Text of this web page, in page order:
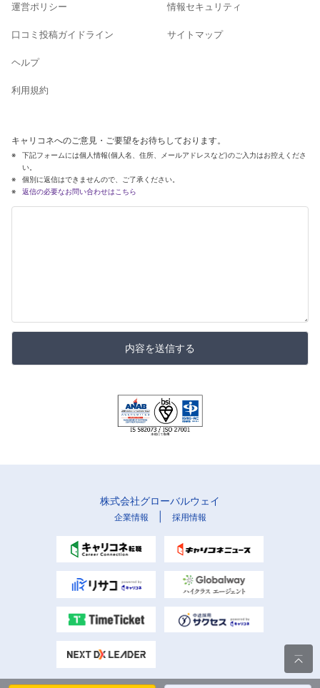
運営ポリシー
口コミ投稿ガイドライン
ヘルプ
利用規約
情報セキュリティ
サイトマップ
キャリコネへのご意見・ご要望をお待ちしております。
下記フォームには個人情報(個人名、住所、メールアドレスなど)のご入力はお控えくださ
い。
個別に返信はできませんので、ご了承ください。
返信の必要なお問い合わせはこちら
内容を送信する
株式会社グローバルウェイ
企業情報 採用情報
